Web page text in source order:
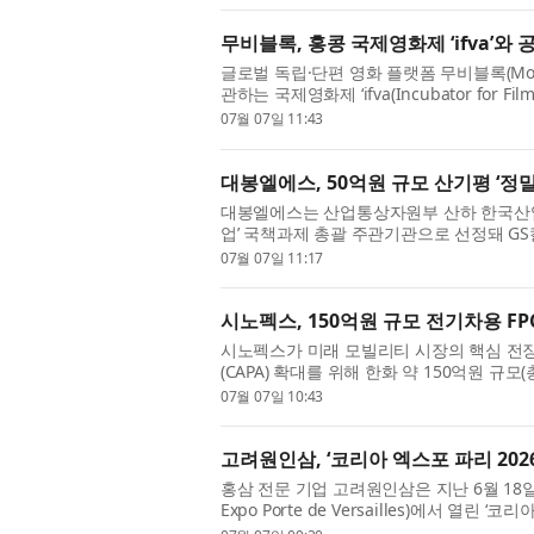
무비블록, 홍콩 국제영화제 ‘ifva’와
글로벌 독립·단편 영화 플랫폼 무비블록
관하는 국제영화제 ‘ifva(Incubator for
십을 체결했다고 7일 밝혔다. 이번 협약으
07월 07일 11:43
대봉엘에스, 50억원 규모 산기평 ‘정
대봉엘에스는 산업통상자원부 산하 한국
업’ 국책과제 총괄 주관기관으로 선정돼
기반 루테인 대량 생산 생물제조공정 및 소
07월 07일 11:17
시노펙스, 150억원 규모 전기차용
시노펙스가 미래 모빌리티 시장의 핵심 전
(CAPA) 확대를 위해 한화 약 150억원 규
다. 이번 투자는 글로벌 고객사의 신규 전
07월 07일 10:43
고려원인삼, ‘코리아 엑스포 파리
홍삼 전문 기업 고려원인삼은 지난 6월 18
Expo Porte de Versailles)에서 열린 ‘코리